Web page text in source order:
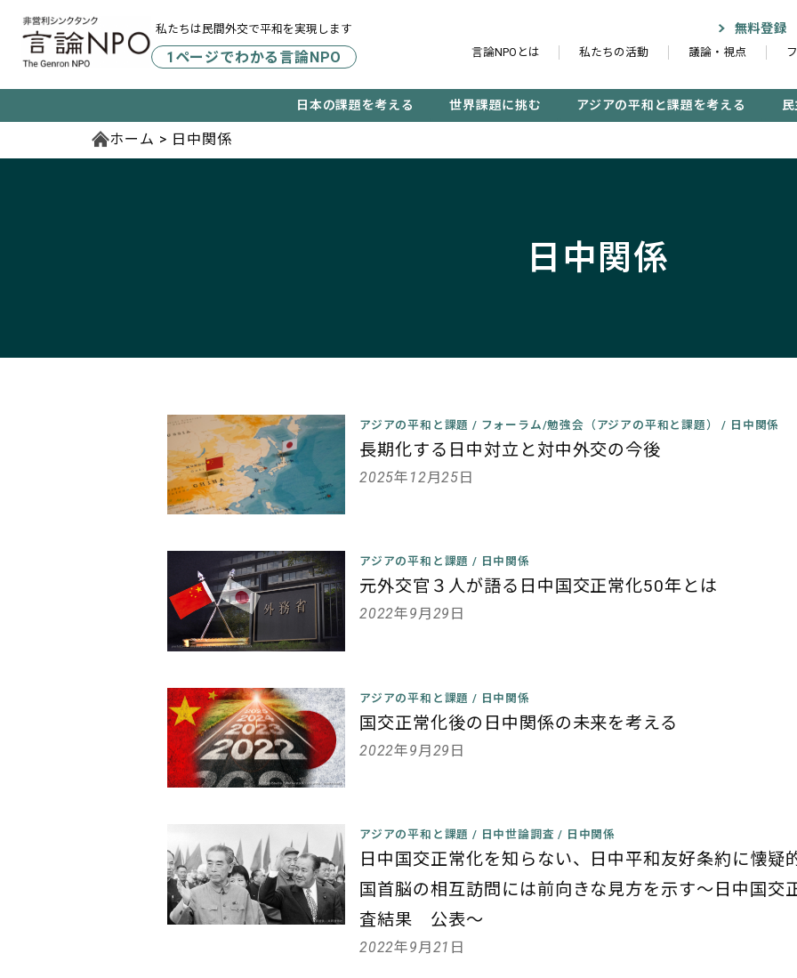
私たちは民間外交で平和を実現します
1ページでわかる言論NPO
無料登録
言論NPOとは 私たちの活動 議論・視点
日本の課題を考える 世界課題に挑む アジアの平和と課題を考える
ホーム 日中関係
日中関係
アジアの平和と課題/ フォーラム/勉強会（アジアの平和と課題）/ 日中関係
長期化する日中対立と対中外交の今後
2025年12月25日
アジアの平和と課題/ 日中関係
元外交官３人が語る日中国交正常化50年とは
2022年9月29日
アジアの平和と課題/ 日中関係
国交正常化後の日中関係の未来を考える
2022年9月29日
アジアの平和と課題/ 日中世論調査/ 日中関係
日中国交正常化を知らない、日中平和友好条約に懐疑
国首脳の相互訪問には前向きな見方を示す～日中国交
査結果 公表～
2022年9月21日